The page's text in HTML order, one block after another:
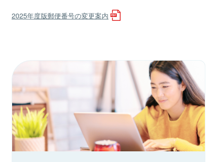
2025年度版郵便番号の変更案内